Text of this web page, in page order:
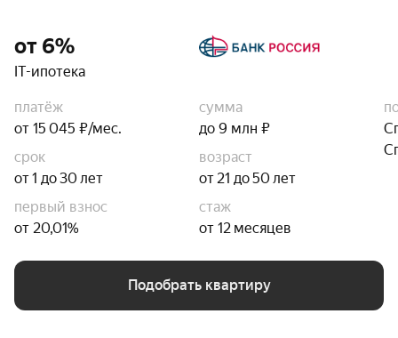
от 6%
IT-ипотека
платёж
от 15 045 ₽/мес.
сумма
до 9 млн ₽
срок
от 1 до 30 лет
возраст
от 21 до 50 лет
первый взнос
от 20,01%
стаж
от 12 месяцев
Подобрать квартиру